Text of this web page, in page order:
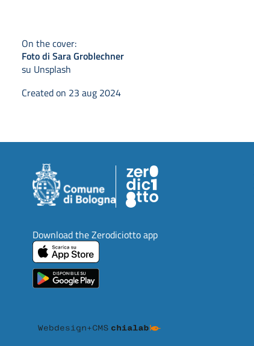
On the cover:
Foto di Sara Groblechner
su Unsplash
Created on 23 aug 2024
Download the Zerodiciotto app